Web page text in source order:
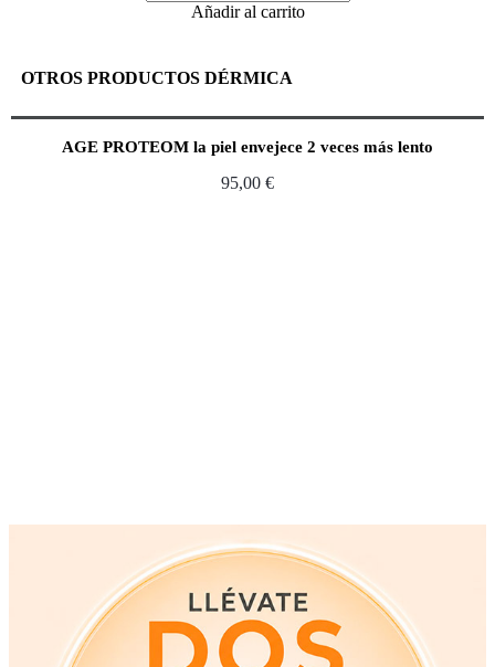
Añadir al carrito
OTROS PRODUCTOS DÉRMICA
AGE PROTEOM la piel envejece 2 veces más lento
95,00 €